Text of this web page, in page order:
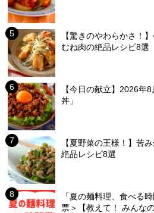
【驚きのやわらかさ！
むね肉の絶品レシピ8選
【今日の献立】2026年
丼」
【夏野菜の王様！】苦
絶品レシピ8選
「夏の麺料理、食べる
票＞【教えて！ みんな